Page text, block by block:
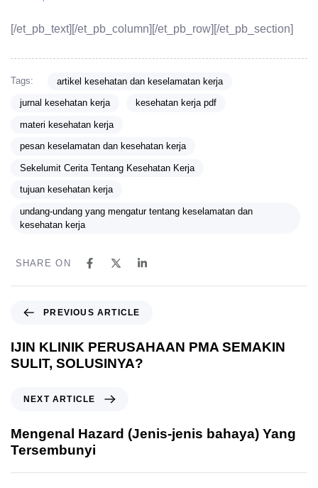
[/et_pb_text][/et_pb_column][/et_pb_row][/et_pb_section]
Tags: artikel kesehatan dan keselamatan kerja
jurnal kesehatan kerja kesehatan kerja pdf
materi kesehatan kerja
pesan keselamatan dan kesehatan kerja
Sekelumit Cerita Tentang Kesehatan Kerja
tujuan kesehatan kerja
undang-undang yang mengatur tentang keselamatan dan
kesehatan kerja
SHARE ON
PREVIOUS ARTICLE
IJIN KLINIK PERUSAHAAN PMA SEMAKIN
SULIT, SOLUSINYA?
NEXT ARTICLE
Mengenal Hazard (Jenis-jenis bahaya) Yang
Tersembunyi